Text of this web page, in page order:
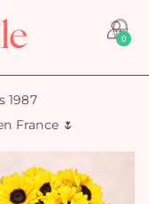
0
1987
France 🌷